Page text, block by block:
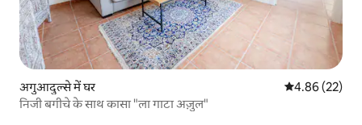
अगुआदुल्से में घर औसत रेटिंग 5 में
4.86 (22)
निजी बगीचे के साथ कासा "ला गाटा अज़ुल"